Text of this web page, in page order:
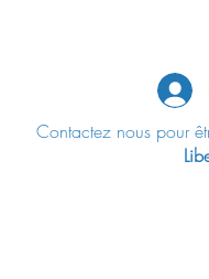
Contactez nous pour